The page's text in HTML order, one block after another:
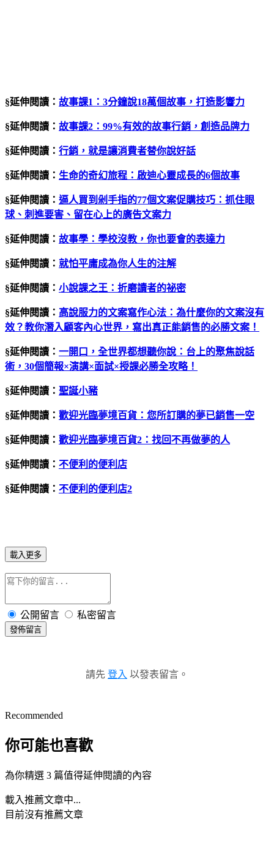
§延伸閱讀： 故事課1 ： 3分鐘說18萬個故事，打造影響力
§延伸閱讀： 故事課2 ： 99%有效的故事行銷，創造品牌力
§延伸閱讀： 行銷，就是讓消費者替你說好話
§延伸閱讀： 生命的奇幻旅程：啟迪心靈成長的6個故事
§延伸閱讀： 逼人買到剁手指的77個文案促購技巧：抓住眼
球、刺進要害、留在心上的廣告文案力
§延伸閱讀： 故事學：學校沒教，你也要會的表達力
§延伸閱讀： 就怕平庸成為你人生的注解
§延伸閱讀： 小說課之王：折磨讀者的祕密
§延伸閱讀： 高說服力的文案寫作心法：為什麼你的文案沒有
效？教你潛入顧客內心世界，寫出真正能銷售的必勝文案！
§延伸閱讀： 一開口，全世界都想聽你說：台上的聚焦說話
術，30個簡報×演講×面試×授課必勝全攻略！
§延伸閱讀： 聖誕小豬
§延伸閱讀： 歡迎光臨夢境百貨：您所訂購的夢已銷售一空
§延伸閱讀： 歡迎光臨夢境百貨2：找回不再做夢的人
§延伸閱讀： 不便利的便利店
§延伸閱讀： 不便利的便利店2
載入更多
公開留言 私密留言
發佈留言
請先 登入 以發表留言。
Recommended
你可能也喜歡
為你精選 3 篇值得延伸閱讀的內容
載入推薦文章中...
目前沒有推薦文章